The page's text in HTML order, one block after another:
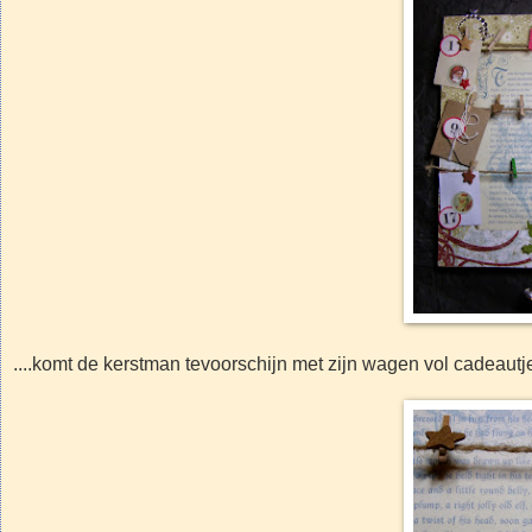
....komt de kerstman tevoorschijn met zijn wagen vol